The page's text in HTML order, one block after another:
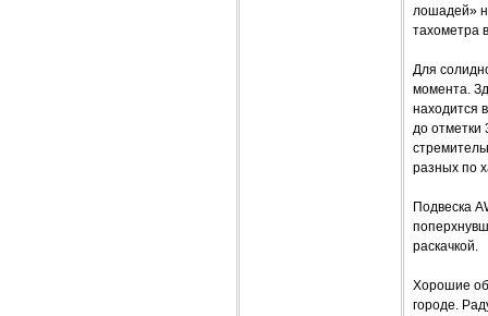
лошадей»
тахометра
Для
момента.
находится
до отметки
разных по
Подвеска
раскачкой.
Хорошие
городе.